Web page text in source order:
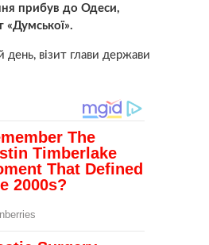
прибув до Одеси,
«Думської».
день, візит глави держави